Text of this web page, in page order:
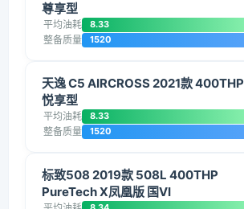
尊享型
平均油耗 8.33
整备质量 1520
天逸 C5 AIRCROSS 2021款 400THP
悦享型
平均油耗 8.33
整备质量 1520
标致508 2019款 508L 400THP
PureTech X凤凰版 国VI